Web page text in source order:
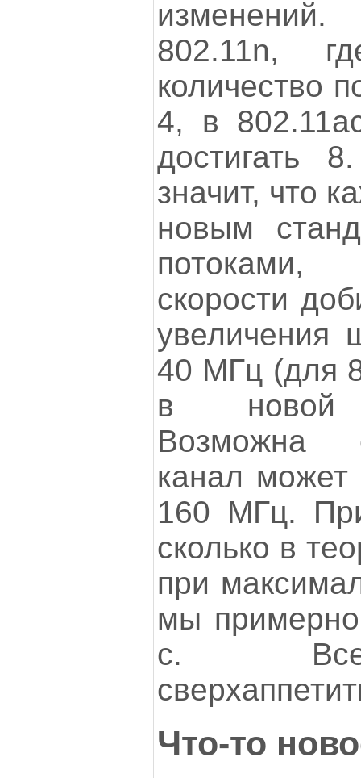
802.11n,
количество
4, в
достигать
значит, что
новым
потоками,
скорости
увеличения
40 МГц (для
в новой
Возможна
канал может
160 МГц.
сколько в
при
мы
с. Все
Что-то